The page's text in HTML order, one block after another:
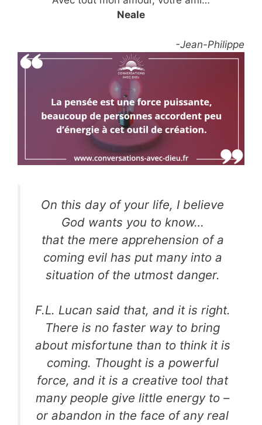
Neale
-Jean-Philippe
On this day of your life, I believe
God wants you to know…
that the mere apprehension of a
coming evil has put many into a
situation of the utmost danger.
F.L. Lucan said that, and it is right.
There is no faster way to bring
about misfortune than to think it is
coming. Thought is a powerful
force, and it is a creative tool that
many people give little energy to –
or abandon in the face of any real